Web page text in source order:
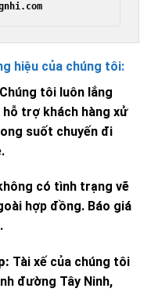
hiệu của chúng tôi:
Chúng tôi luôn lắng
trợ khách hàng xử
suốt chuyến đi
có tình trạng vẽ
hợp đồng. Báo giá
Tài xế của chúng tôi
đường Tây Ninh,